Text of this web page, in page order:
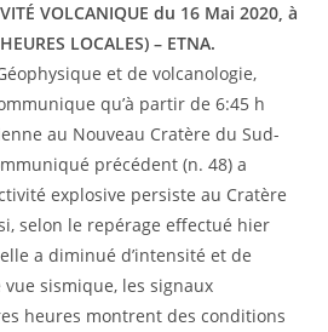
VOLCANIQUE du 16 Mai 2020, à
LOCALES) – ETNA.
et de volcanologie,
qu’à partir de 6:45 h
au Nouveau Cratère du Sud-
précédent (n. 48) a
explosive persiste au Cratère
selon le repérage effectué hier
a diminué d’intensité et de
sismique, les signaux
heures montrent des conditions